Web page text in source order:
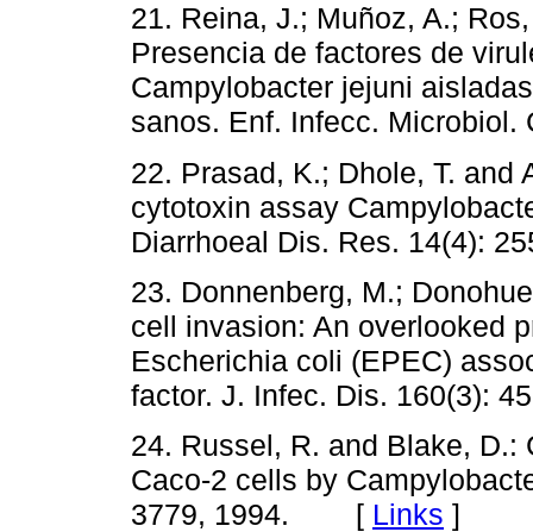
21. Reina, J.; Muñoz, A.;
Presencia de factores de
Campylobacter jejuni
sanos. Enf. Infecc.
22. Prasad, K.; Dhole, T. and
cytotoxin assay
Diarrhoeal Dis. Res.
23. Donnenberg, M.;
cell invasion: An overlooked
Escherichia coli (EPEC)
factor. J. Infec. Dis.
24. Russel, R. and Blake,
Caco-2 cells by
3779, 1994. [ Links ]